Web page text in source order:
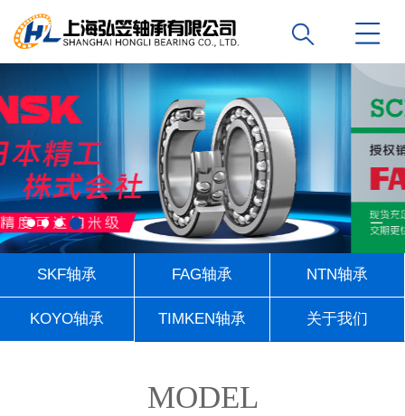
SKF轴承 FAG轴承 NTN轴承
KOYO轴承 TIMKEN轴承 关于我们
MODEL